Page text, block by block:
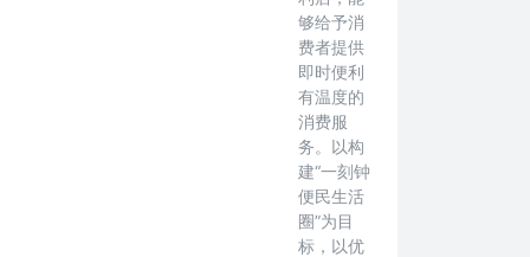
够给予消
费者提供
即时便利
有温度的
消费服
务。以构
建“一刻钟
便民生活
圈”为目
标，以优